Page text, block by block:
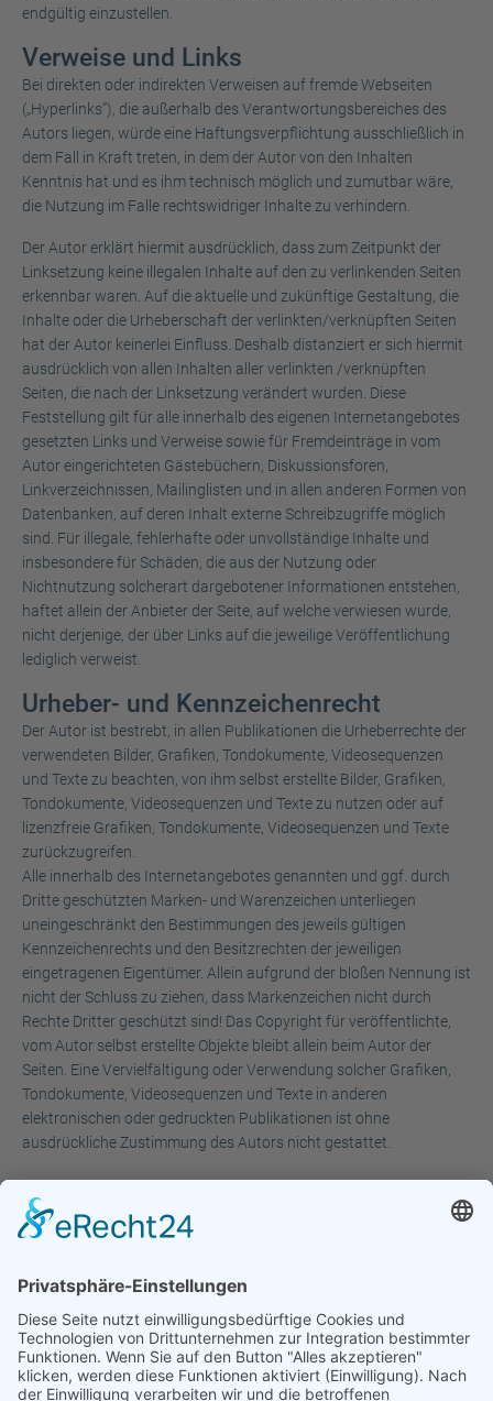
endgültig einzustellen.
Verweise und Links
Bei direkten oder indirekten Verweisen auf fremde Webseiten
(„Hyperlinks“), die außerhalb des Verantwortungsbereiches des
Autors liegen, würde eine Haftungsverpflichtung ausschließlich in
dem Fall in Kraft treten, in dem der Autor von den Inhalten
Kenntnis hat und es ihm technisch möglich und zumutbar wäre,
die Nutzung im Falle rechtswidriger Inhalte zu verhindern.
Der Autor erklärt hiermit ausdrücklich, dass zum Zeitpunkt der
Linksetzung keine illegalen Inhalte auf den zu verlinkenden Seiten
erkennbar waren. Auf die aktuelle und zukünftige Gestaltung, die
Inhalte oder die Urheberschaft der verlinkten/verknüpften Seiten
hat der Autor keinerlei Einfluss. Deshalb distanziert er sich hiermit
ausdrücklich von allen Inhalten aller verlinkten /verknüpften
Seiten, die nach der Linksetzung verändert wurden. Diese
Feststellung gilt für alle innerhalb des eigenen Internetangebotes
gesetzten Links und Verweise sowie für Fremdeinträge in vom
Autor eingerichteten Gästebüchern, Diskussionsforen,
Linkverzeichnissen, Mailinglisten und in allen anderen Formen von
Datenbanken, auf deren Inhalt externe Schreibzugriffe möglich
sind. Für illegale, fehlerhafte oder unvollständige Inhalte und
insbesondere für Schäden, die aus der Nutzung oder
Nichtnutzung solcherart dargebotener Informationen entstehen,
haftet allein der Anbieter der Seite, auf welche verwiesen wurde,
nicht derjenige, der über Links auf die jeweilige Veröffentlichung
lediglich verweist.
Urheber- und Kennzeichenrecht
Der Autor ist bestrebt, in allen Publikationen die Urheberrechte der
verwendeten Bilder, Grafiken, Tondokumente, Videosequenzen
und Texte zu beachten, von ihm selbst erstellte Bilder, Grafiken,
Tondokumente, Videosequenzen und Texte zu nutzen oder auf
lizenzfreie Grafiken, Tondokumente, Videosequenzen und Texte
zurückzugreifen.
Alle innerhalb des Internetangebotes genannten und ggf. durch
Dritte geschützten Marken- und Warenzeichen unterliegen
uneingeschränkt den Bestimmungen des jeweils gültigen
Kennzeichenrechts und den Besitzrechten der jeweiligen
eingetragenen Eigentümer. Allein aufgrund der bloßen Nennung ist
nicht der Schluss zu ziehen, dass Markenzeichen nicht durch
Rechte Dritter geschützt sind! Das Copyright für veröffentlichte,
vom Autor selbst erstellte Objekte bleibt allein beim Autor der
Seiten. Eine Vervielfältigung oder Verwendung solcher Grafiken,
Tondokumente, Videosequenzen und Texte in anderen
elektronischen oder gedruckten Publikationen ist ohne
ausdrückliche Zustimmung des Autors nicht gestattet.